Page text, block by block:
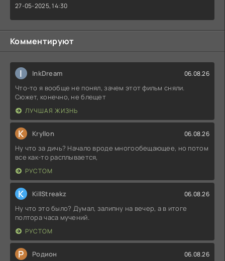
27-05-2025, 14:30
Комментируют
I InkDream 06.08.26
Что-то я вообще не понял, зачем этот фильм сняли.
Сюжет, конечно, не блещет
ЛУЧШАЯ ЖИЗНЬ
K Kryllon 06.08.26
Ну что за дичь? Начало вроде многообещающее, но потом
все как-то расплывается,
РУСТОМ
K KillStreakz 06.08.26
Ну что это было? Думал, залипну на вечер, а в итоге
полтора часа мучений.
РУСТОМ
Р Родион 06.08.26